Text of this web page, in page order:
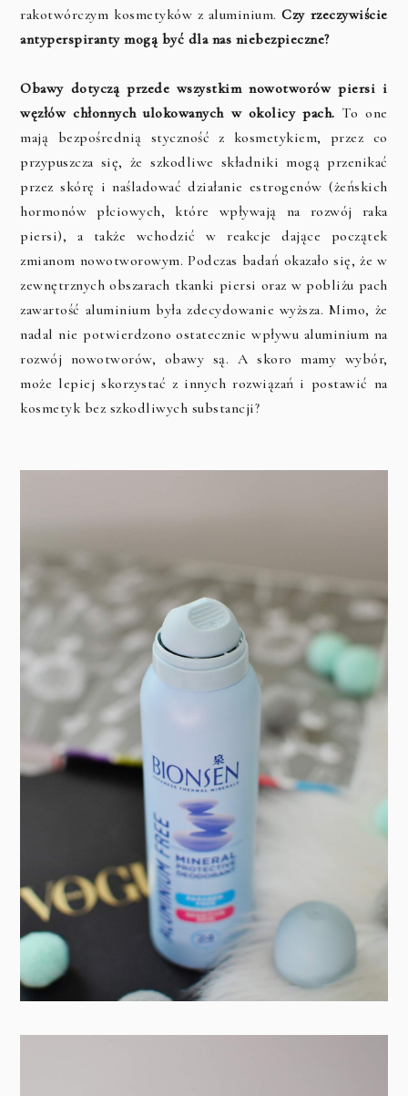
rakotwórczym kosmetyków z aluminium.Czy rzeczywiście
antyperspiranty mogą być dla nas niebezpieczne?
Obawy dotyczą przede wszystkim nowotworów piersi i
węzłów chłonnych ulokowanych w okolicy pach. To one
mają bezpośrednią styczność z kosmetykiem, przez co
przypuszcza się, że szkodliwe składniki mogą przenikać
przez skórę i naśladować działanie estrogenów (żeńskich
hormonów płciowych, które wpływają na rozwój raka
piersi), a także wchodzić w reakcje dające początek
zmianom nowotworowym. Podczas badań okazało się, że w
zewnętrznych obszarach tkanki piersi oraz w pobliżu pach
zawartość aluminium była zdecydowanie wyższa. Mimo, że
nadal nie potwierdzono ostatecznie wpływu aluminium na
rozwój nowotworów, obawy są. A skoro mamy wybór,
może lepiej skorzystać z innych rozwiązań i postawić na
kosmetyk bez szkodliwych substancji?